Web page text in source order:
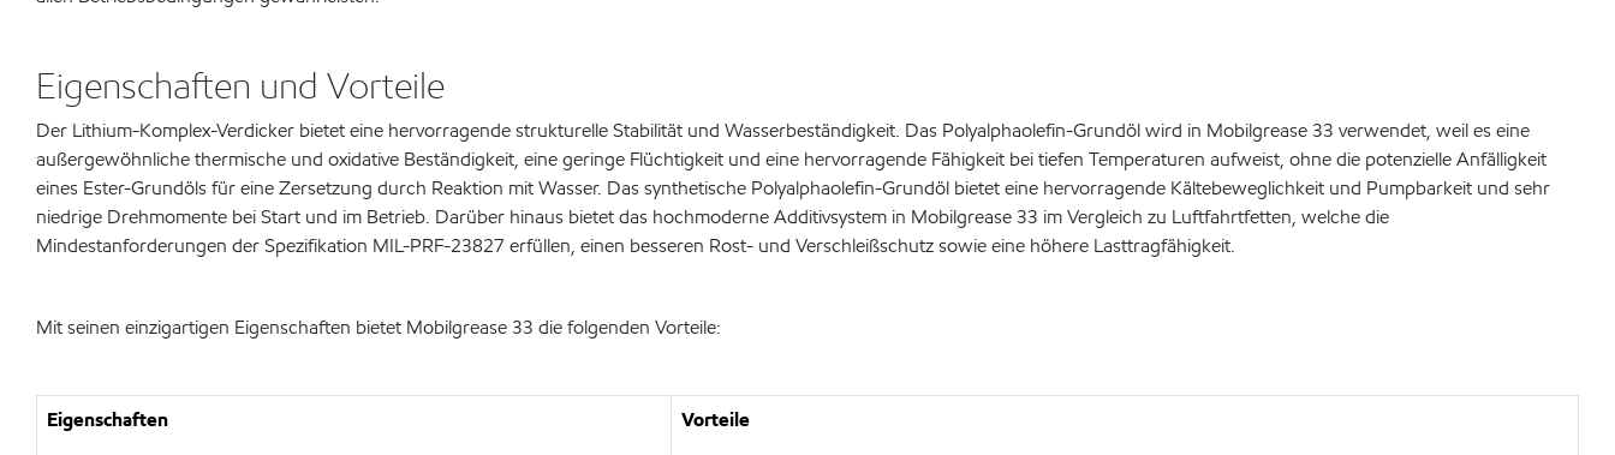
Eigenschaften und Vorteile
Der Lithium-Komplex-Verdicker bietet eine hervorragende strukturelle Stabilität und Wasserbeständigkeit. Das Polyalphaolefin-Grundöl wird in Mobilgrease 33 verwendet, weil es eine
außergewöhnliche thermische und oxidative Beständigkeit, eine geringe Flüchtigkeit und eine hervorragende Fähigkeit bei tiefen Temperaturen aufweist, ohne die potenzielle Anfälligkeit
eines Ester-Grundöls für eine Zersetzung durch Reaktion mit Wasser. Das synthetische Polyalphaolefin-Grundöl bietet eine hervorragende Kältebeweglichkeit und Pumpbarkeit und sehr
niedrige Drehmomente bei Start und im Betrieb. Darüber hinaus bietet das hochmoderne Additivsystem in Mobilgrease 33 im Vergleich zu Luftfahrtfetten, welche die
Mindestanforderungen der Spezifikation MIL-PRF-23827 erfüllen, einen besseren Rost- und Verschleißschutz sowie eine höhere Lasttragfähigkeit.
Mit seinen einzigartigen Eigenschaften bietet Mobilgrease 33 die folgenden Vorteile:
Eigenschaften Vorteile